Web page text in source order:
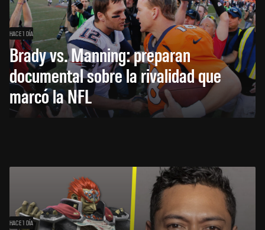
HACE 1 DÍA
Brady vs. Manning: preparan
documental sobre la rivalidad que
marcó la NFL
HACE 1 DÍA